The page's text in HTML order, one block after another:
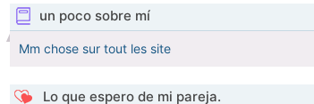
un poco sobre mí
Mm chose sur tout les site
Lo que espero de mi pareja.